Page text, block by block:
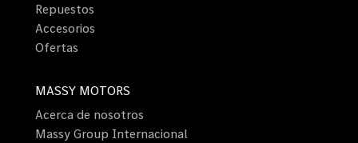
Repuestos
Accesorios
Ofertas
MASSY MOTORS
Acerca de nosotros
Massy Group Internacional